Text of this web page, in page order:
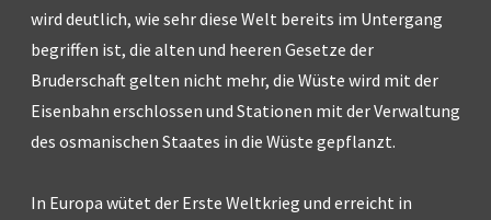
wird deutlich, wie sehr diese Welt bereits im Untergang
begriffen ist, die alten und heeren Gesetze der
Bruderschaft gelten nicht mehr, die Wüste wird mit der
Eisenbahn erschlossen und Stationen mit der Verwaltung
des osmanischen Staates in die Wüste gepflanzt.
In Europa wütet der Erste Weltkrieg und erreicht in